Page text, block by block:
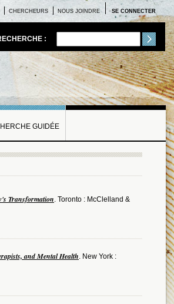
SE CONNECTER
CHERCHEURS NOUS JOINDRE
:
GUIDÉE
Transformation. Toronto : McClelland &
and Mental Health. New York :